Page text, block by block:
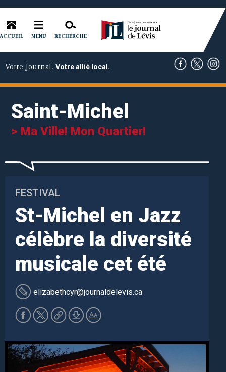
ACCUEIL MENU RECHERCHE
Votre Journal. Votre allié local.
Saint-Michel
> Ma Ville! Mon Quartier!
FESTIVAL
St-Michel en Jazz
célèbre la diversité
musicale cet été
elizabethcyr@journaldelevis.ca